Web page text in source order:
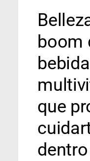
boom
que
dentro